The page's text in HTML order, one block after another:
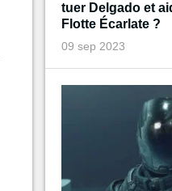
tuer Delgado et
Flotte Écarlate ?
09 sep 2023